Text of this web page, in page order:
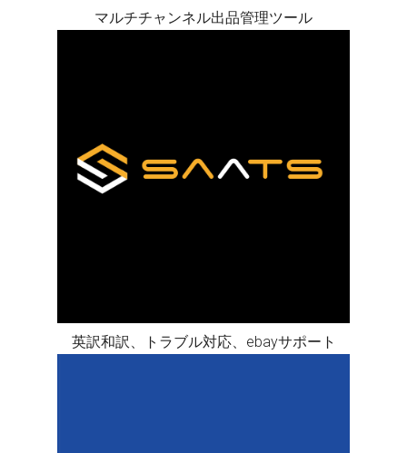
マルチチャンネル出品管理ツール
英訳和訳、トラブル対応、ebayサポート